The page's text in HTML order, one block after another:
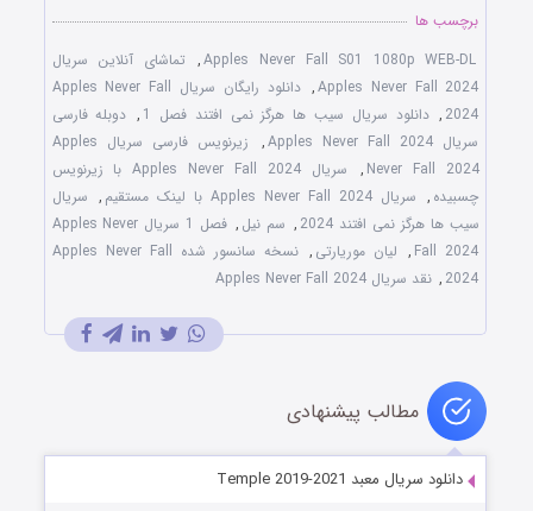
برچسب ها
Apples Never Fall S01 1080p WEB-DL
, تماشای آنلاین سریال
Apples Never Fall 2024
,
دانلود رایگان سریال Apples Never Fall
2024
, دانلود سریال سیب ها هرگز نمی افتند فصل 1 , دوبله فارسی
سریال Apples Never Fall 2024
,
زیرنویس فارسی سریال Apples
Never Fall 2024
,
سریال Apples Never Fall 2024 با زیرنویس
چسبیده , سریال Apples Never Fall 2024 با لینک مستقیم , سریال
سیب ها هرگز نمی افتند 2024
, سم نیل ,
فصل 1 سریال Apples Never
Fall 2024
, لیان موریارتی ,
نسخه سانسور شده Apples Never Fall
2024
, نقد سریال Apples Never Fall 2024
مطالب پیشنهادی
دانلود سریال معبد Temple 2019-2021